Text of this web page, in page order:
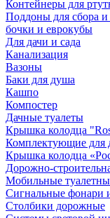
Контейнеры для
Поддоны для сбора
бочки и еврокубы
Для дачи и сада
Канализация
Вазоны
Баки для душа
Кашпо
Компостер
Дачные туалеты
Крышка колодца
Комплектующие для
Крышка колодца
Дорожно-
Мобильные
Сигнальные фонари
Столбики дорожные